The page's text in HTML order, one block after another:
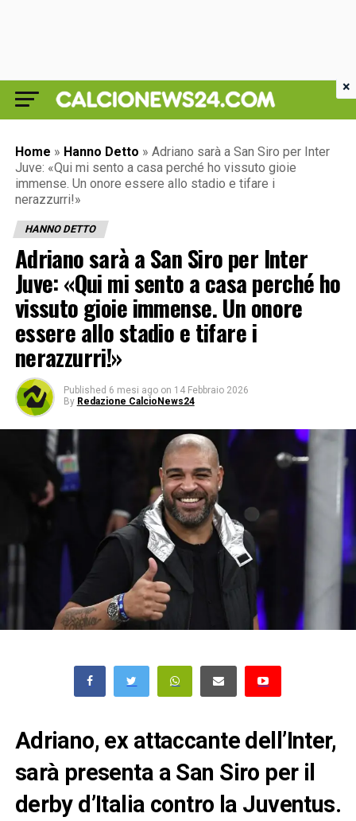
Home » Hanno Detto » Adriano sarà a San Siro per Inter
Juve: «Qui mi sento a casa perché ho vissuto gioie
immense. Un onore essere allo stadio e tifare i
nerazzurri!»
HANNO DETTO
Adriano sarà a San Siro per Inter
Juve: «Qui mi sento a casa perché ho
vissuto gioie immense. Un onore
essere allo stadio e tifare i
nerazzurri!»
Published 6 mesi ago on 14 Febbraio 2026
By Redazione CalcioNews24
Adriano, ex attaccante dell’Inter,
sarà presenta a San Siro per il
derby d’Italia contro la Juventus.
×